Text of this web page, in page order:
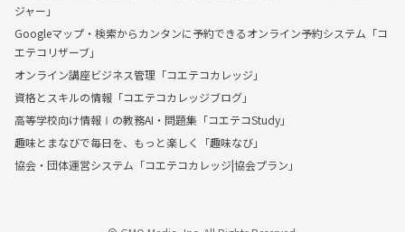
ジャー」
Googleマップ・検索からカンタンに予約できるオンライン予約システム「コ
エテコリザーブ」
オンライン講座ビジネス管理「コエテコカレッジ」
資格とスキルの情報「コエテコカレッジブログ」
高等学校向け情報Ⅰの教務AI・問題集「コエテコStudy」
趣味とまなびで毎日を、もっと楽しく「趣味なび」
協会・団体運営システム「コエテコカレッジ|協会プラン」